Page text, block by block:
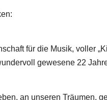
für die Musik, voller
gewesene 22
an unseren Träumen,